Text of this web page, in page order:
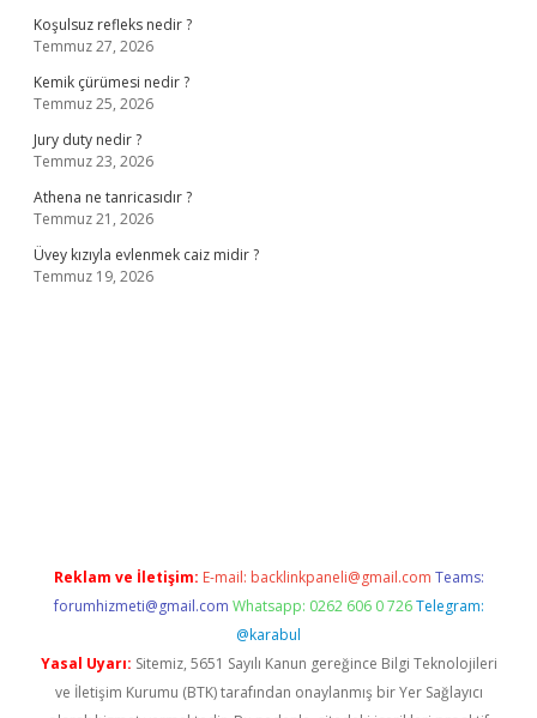
Koşulsuz refleks nedir ?
Temmuz 27, 2026
Kemik çürümesi nedir ?
Temmuz 25, 2026
Jury duty nedir ?
Temmuz 23, 2026
Athena ne tanricasıdır ?
Temmuz 21, 2026
Üvey kızıyla evlenmek caiz midir ?
Temmuz 19, 2026
Reklam ve İletişim: E-mail: backlinkpaneli@gmail.com Teams:
forumhizmeti@gmail.com Whatsapp: 0262 606 0 726 Telegram:
@karabul
Yasal Uyarı: Sitemiz, 5651 Sayılı Kanun gereğince Bilgi Teknolojileri
ve İletişim Kurumu (BTK) tarafından onaylanmış bir Yer Sağlayıcı